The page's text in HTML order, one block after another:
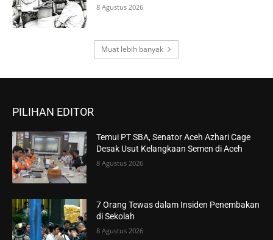
8 Agustus 2026
Muat lebih banyak
PILIHAN EDITOR
Temui PT SBA, Senator Aceh Azhari Cage
Desak Usut Kelangkaan Semen di Aceh
8 Agustus 2026
7 Orang Tewas dalam Insiden Penembakan
di Sekolah
8 Agustus 2026